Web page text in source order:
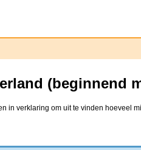
(beginnend
in verklaring om uit te vinden hoeveel